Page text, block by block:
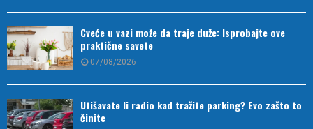
Cveće u vazi može da traje duže: Isprobajte ove
praktične savete
07/08/2026
Utišavate li radio kad tražite parking? Evo zašto to
činite